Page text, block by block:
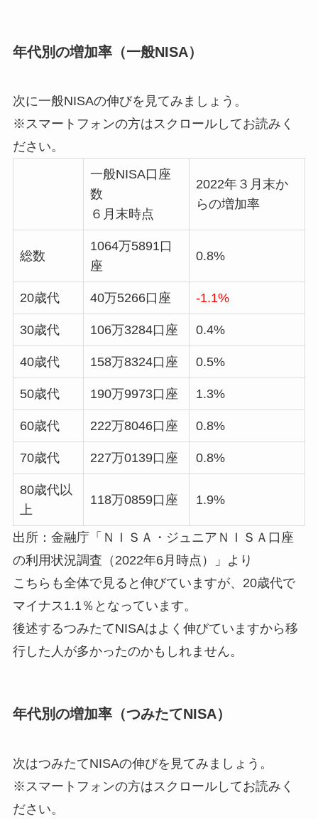
年代別の増加率（一般NISA）
次に一般NISAの伸びを見てみましょう。
※スマートフォンの方はスクロールしてお読みく
ださい。
一般NISA口座
数
６月末時点
2022年３月末か
らの増加率
総数
1064万5891口
座
0.8%
20歳代 40万5266口座 -1.1%
30歳代 106万3284口座 0.4%
40歳代 158万8324口座 0.5%
50歳代 190万9973口座 1.3%
60歳代 222万8046口座 0.8%
70歳代 227万0139口座 0.8%
80歳代以
上
118万0859口座 1.9%
出所：金融庁「ＮＩＳＡ・ジュニアＮＩＳＡ口座
の利用状況調査（2022年6月時点）」より
こちらも全体で見ると伸びていますが、20歳代で
マイナス1.1％となっています。
後述するつみたてNISAはよく伸びていますから移
行した人が多かったのかもしれません。
年代別の増加率（つみたてNISA）
次はつみたてNISAの伸びを見てみましょう。
※スマートフォンの方はスクロールしてお読みく
ださい。